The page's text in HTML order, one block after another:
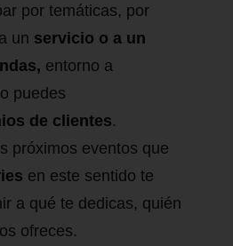
por temáticas, por
un servicio o a un
entorno a
puedes
de clientes.
próximos eventos que
en este sentido te
a qué te dedicas, quién
ofreces.